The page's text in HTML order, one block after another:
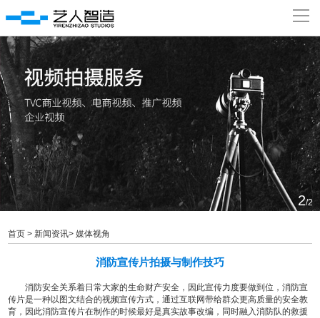
瀵
网站首页
关于我们
经典案例
新闻资讯
联系我们
2/2
首页 >新闻资讯>媒体视角
消防宣传片拍摄与制作技巧
消防安全关系着日常大家的生命财产安全，因此宣传力度要做到位，消防宣
传片是一种以图文结合的视频宣传方式，通过互联网带给群众更高质量的安全教
育，因此消防宣传片在制作的时候最好是真实故事改编，同时融入消防队的救援